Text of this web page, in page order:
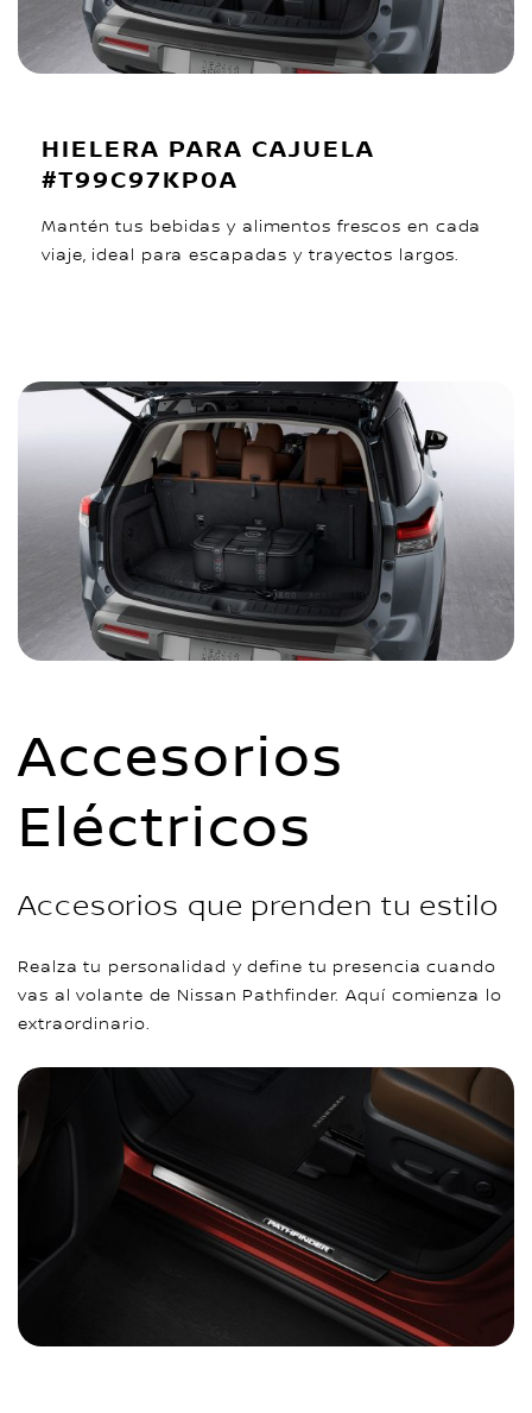
HIELERA PARA CAJUELA
#T99C97KP0A
Mantén tus bebidas y alimentos frescos en cada
viaje, ideal para escapadas y trayectos largos.
Accesorios
Eléctricos
Accesorios que prenden tu estilo
Realza tu personalidad y define tu presencia cuando
vas al volante de Nissan Pathfinder. Aquí comienza lo
extraordinario.